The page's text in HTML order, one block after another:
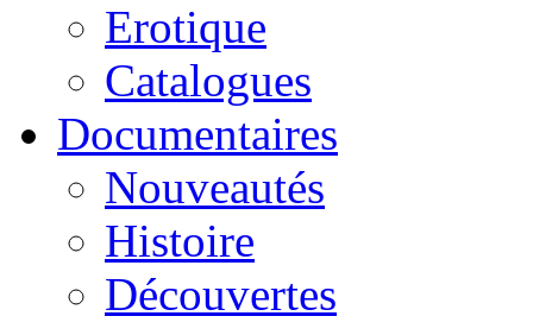
Erotique
Catalogues
Documentaires
Nouveautés
Histoire
Découvertes